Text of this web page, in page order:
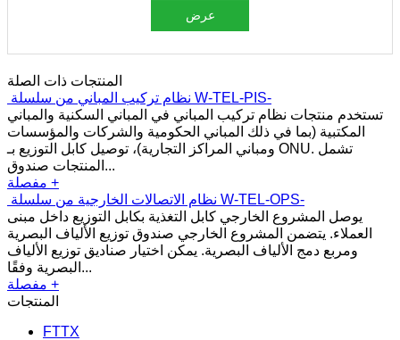
عرض
المنتجات ذات الصلة
نظام تركيب المباني من سلسلة W-TEL-PIS-
تستخدم منتجات نظام تركيب المباني في المباني السكنية والمباني
المكتبية (بما في ذلك المباني الحكومية والشركات والمؤسسات
ومباني المراكز التجارية)، توصيل كابل التوزيع بـ ONU. تشمل
المنتجات صندوق...
مفصلة +
نظام الاتصالات الخارجية من سلسلة W-TEL-OPS-
يوصل المشروع الخارجي كابل التغذية بكابل التوزيع داخل مبنى
العملاء. يتضمن المشروع الخارجي صندوق توزيع الألياف البصرية
ومربع دمج الألياف البصرية. يمكن اختيار صناديق توزيع الألياف
البصرية وفقًا...
مفصلة +
المنتجات
FTTX